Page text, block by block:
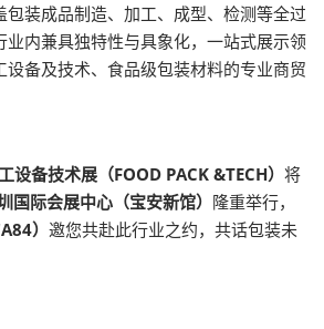
装成品制造、加工、成型、检测等全过
业内兼具独特性与具象化，一站式展示领
设备及技术、食品级包装材料的专业商贸
备技术展（FOOD PACK &TECH） 将
国际会展中心（宝安新馆） 隆重举行，
） 邀您共赴此行业之约，共话包装未